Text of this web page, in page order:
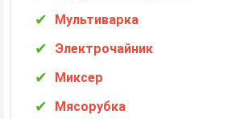
Мультиварка
Электрочайник
Миксер
Мясорубка